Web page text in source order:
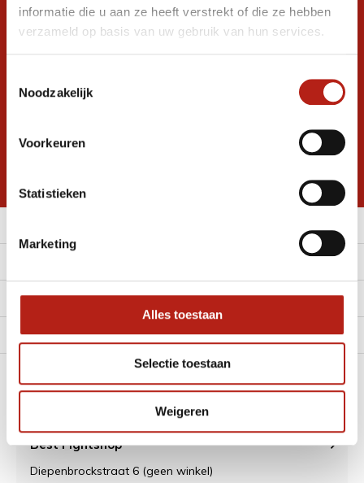
informatie die u aan ze heeft verstrekt of die ze hebben
verzameld op basis van uw gebruik van hun services.
Noodzakelijk
Voorkeuren
Statistieken
Marketing
Alles toestaan
Selectie toestaan
Weigeren
Volg ons
Ontvang de nieuwste aanbiedingen en
Inschrijven voor
korting
Mijn account
Alle Categorieën
Best Fightshop
Diepenbrockstraat 6 (geen winkel)